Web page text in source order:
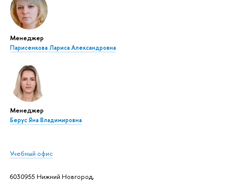
Менеджер
Парисенкова Лариса Александровна
Менеджер
Берус Яна Владимировна
Учебный офис
6030955 Нижний Новгород,